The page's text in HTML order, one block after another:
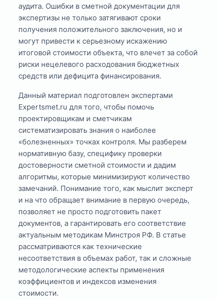
аудита. Ошибки в сметной документации для
экспертизы не только затягивают сроки
получения положительного заключения, но и
могут привести к серьезному искажению
итоговой стоимости объекта, что влечет за собой
риски нецелевого расходования бюджетных
средств или дефицита финансирования.
Данный материал подготовлен экспертами
Expertsmet.ru для того, чтобы помочь
проектировщикам и сметчикам
систематизировать знания о наиболее
«болезненных» точках контроля. Мы разберем
нормативную базу, специфику проверки
достоверности сметной стоимости и дадим
алгоритмы, которые минимизируют количество
замечаний. Понимание того, как мыслит эксперт
и на что обращает внимание в первую очередь,
позволяет не просто подготовить пакет
документов, а гарантировать его соответствие
актуальным методикам Минстроя РФ. В статье
рассматриваются как технические
несоответствия в объемах работ, так и сложные
методологические аспекты применения
коэффициентов и индексов изменения
стоимости.